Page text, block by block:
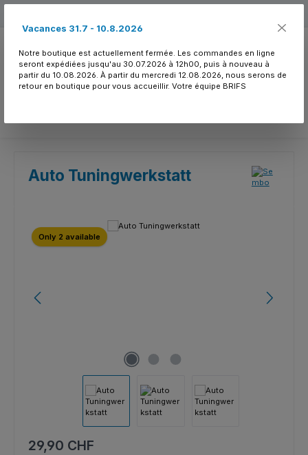
Auto Tuningwerkstatt
Ignorer la galerie d'images
Only 2 available
Prix régulier :
29,90 CHF
Vacances 31.7 - 10.8.2026
Notre boutique est actuellement fermée. Les commandes en ligne
seront expédiées jusqu'au 30.07.2026 à 12h00, puis à nouveau à
partir du 10.08.2026. À partir du mercredi 12.08.2026, nous serons de
retour en boutique pour vous accueillir. Votre équipe BRIFS